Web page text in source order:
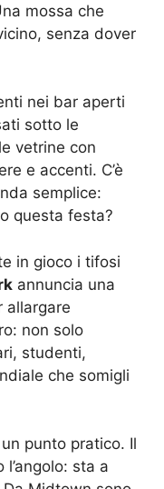
mossa che
senza dover
nei bar aperti
sotto le
vetrine con
e accenti. C’è
semplice:
questa festa?
in gioco i tifosi
annuncia una
allargare
non solo
studenti,
che somigli
punto pratico. Il
l’angolo: sta a